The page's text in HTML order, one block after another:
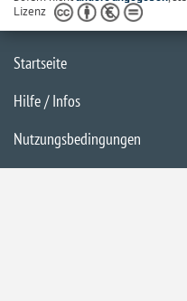
Lizenz
Startseite
Hilfe / Infos
Nutzungsbedingungen